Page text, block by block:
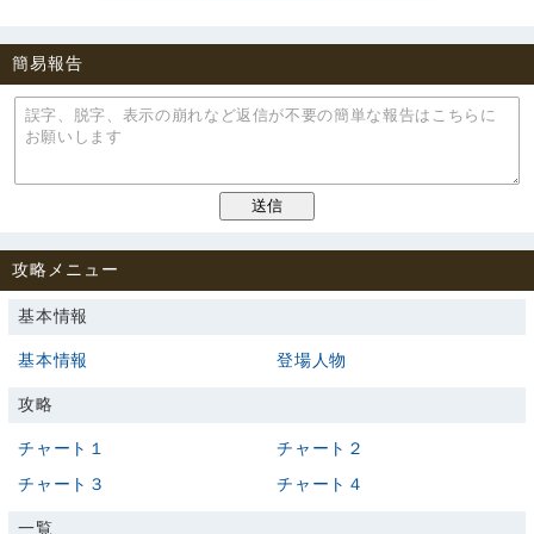
簡易報告
攻略メニュー
基本情報
基本情報 登場人物
攻略
チャート１
チャート２
チャート３
チャート４
一覧